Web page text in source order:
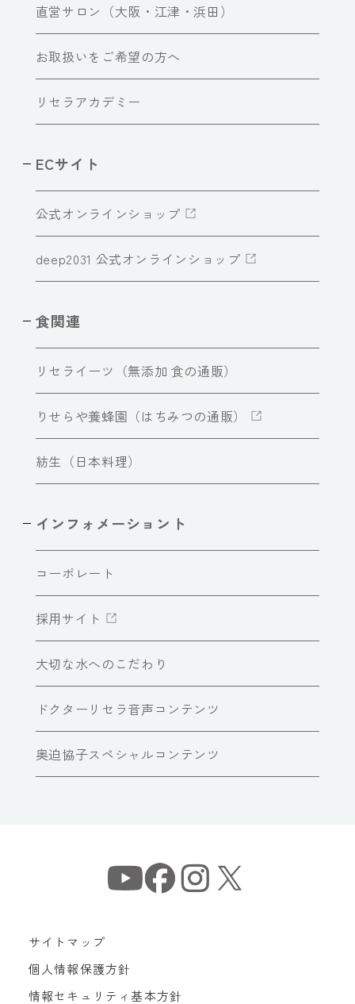
直営サロン（大阪・江津・浜田）
お取扱いをご希望の方へ
リセラアカデミー
ECサイト
公式オンラインショップ
deep2031 公式オンラインショップ
食関連
リセライーツ（無添加 食の通販）
りせらや養蜂園（はちみつの通販）
紡生（日本料理）
インフォメーショント
コーポレート
採用サイト
大切な水へのこだわり
ドクターリセラ音声コンテンツ
奥迫協子スペシャルコンテンツ
サイトマップ
個人情報保護方針
情報セキュリティ基本方針